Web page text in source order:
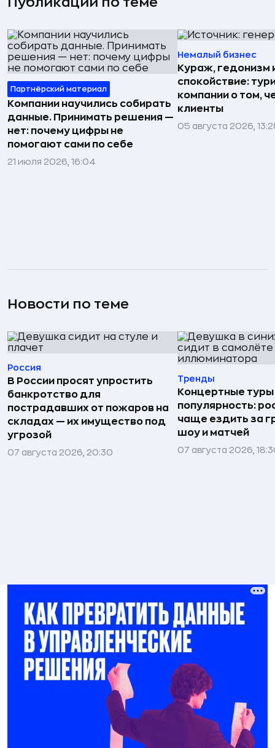
Партнёрский материал
Компании научились собирать
данные. Принимать решения —
нет: почему цифры не
помогают сами по себе
21 июля 2026, 16:04
Немалый бизнес
Кураж, гедонизм
спокойствие:
компании о том,
клиенты
05 августа 2026,
Новости по теме
Россия
В России просят упростить
банкротство для
пострадавших от пожаров на
складах — их имущество под
угрозой
07 августа 2026, 20:30
Тренды
Концертные
популярность:
чаще ездить за
шоу и матчей
07 августа 2026,